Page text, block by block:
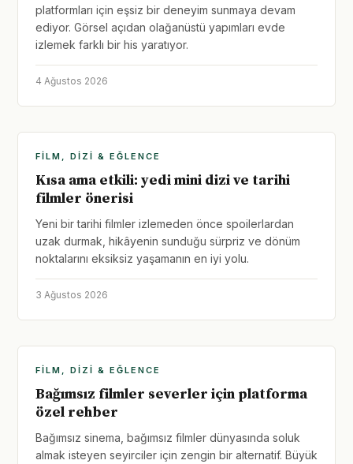
platformları için eşsiz bir deneyim sunmaya devam
ediyor. Görsel açıdan olağanüstü yapımları evde
izlemek farklı bir his yaratıyor.
4 Ağustos 2026
FILM, DIZI & EĞLENCE
Kısa ama etkili: yedi mini dizi ve tarihi
filmler önerisi
Yeni bir tarihi filmler izlemeden önce spoilerlardan
uzak durmak, hikâyenin sunduğu sürpriz ve dönüm
noktalarını eksiksiz yaşamanın en iyi yolu.
3 Ağustos 2026
FILM, DIZI & EĞLENCE
Bağımsız filmler severler için platforma
özel rehber
Bağımsız sinema, bağımsız filmler dünyasında soluk
almak isteyen seyirciler için zengin bir alternatif. Büyük